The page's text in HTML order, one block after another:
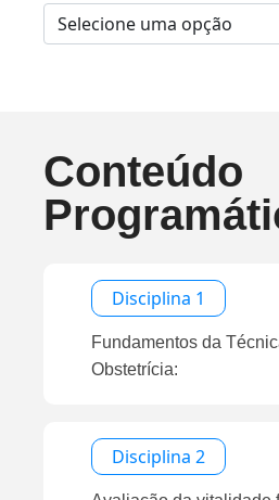
Conteúdo
Disciplina 1
Fundamentos da
Obstetrícia:
Disciplina 2